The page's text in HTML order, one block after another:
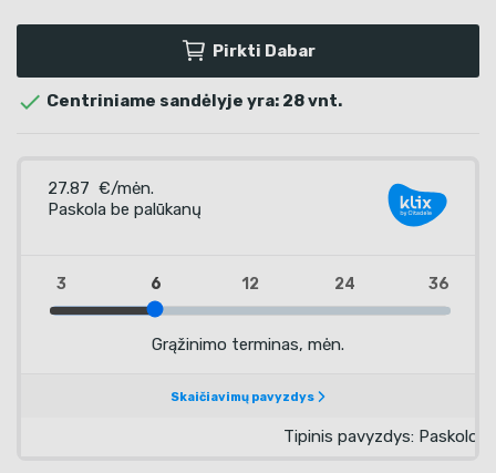
Pirkti Dabar
 Centriniame sandėlyje yra: 28 vnt.